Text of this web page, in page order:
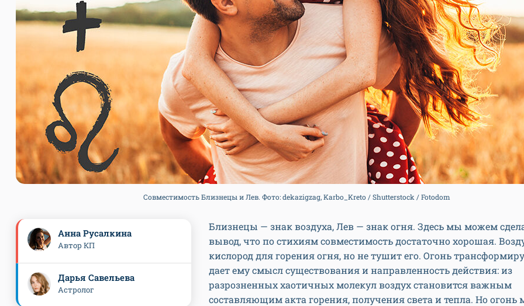
Совместимость Близнецы и Лев. Фото: dekazigzag, Karbo_Kreto / Shutterstock / Fotodom
Близнецы — знак воздуха, Лев — знак огня. Здесь мы можем
вывод, что по стихиям совместимость достаточно хорошая.
кислород для горения огня, но не тушит его. Огонь
дает ему смысл существования и направленность действия: из
разрозненных хаотичных молекул воздух становится важным
составляющим акта горения, получения света и тепла. Но огонь
Анна Русалкина
Автор КП
Дарья Савельева
Астролог